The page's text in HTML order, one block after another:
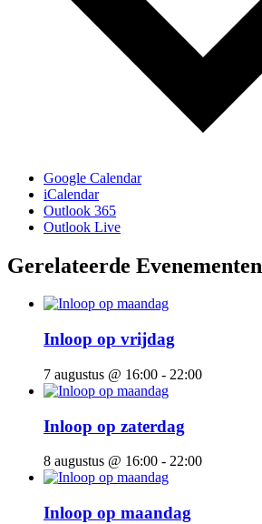
Google Calendar
iCalendar
Outlook 365
Outlook Live
Gerelateerde Evenementen
Inloop op vrijdag
7 augustus @ 16:00 - 22:00
Inloop op zaterdag
8 augustus @ 16:00 - 22:00
Inloop op maandag